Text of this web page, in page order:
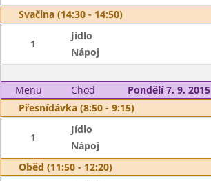
Svačina (14:30 - 14:50)
1
Jídlo
Nápoj
Menu Chod
Pondělí 7. 9. 2015
Přesnídávka (8:50 - 9:15)
1
Jídlo
Nápoj
Oběd (11:50 - 12:20)